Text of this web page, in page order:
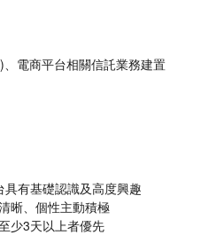
電商平台相關信託業務建置
有基礎認識及高度興趣
晰、個性主動積極
少3天以上者優先